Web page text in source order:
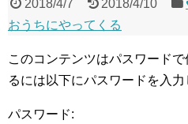
2018/4/7 2018/4/10
おうちにやってくる
このコンテンツはパスワード
るには以下にパスワードを入力
パスワード: